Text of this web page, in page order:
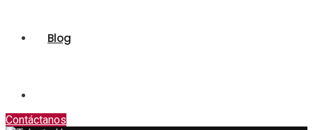
Blog
Contáctanos